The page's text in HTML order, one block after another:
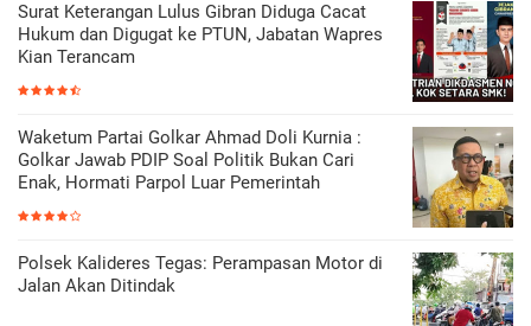
Surat Keterangan Lulus Gibran Diduga Cacat
Hukum dan Digugat ke PTUN, Jabatan Wapres
Kian Terancam
Waketum Partai Golkar Ahmad Doli Kurnia :
Golkar Jawab PDIP Soal Politik Bukan Cari
Enak, Hormati Parpol Luar Pemerintah
Polsek Kalideres Tegas: Perampasan Motor di
Jalan Akan Ditindak